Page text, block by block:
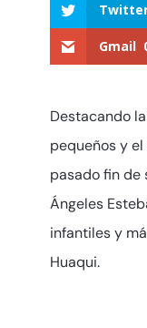
Gmail
Destacando
pequeños y
pasado fin de
Ángeles
infantiles y
Huaqui.